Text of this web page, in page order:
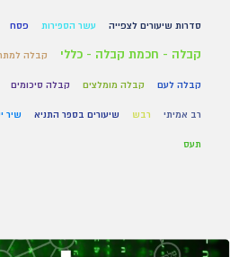
סדרות שיעורים לצפייה עשר הספירות פסח
קבלה - חכמת קבלה - כללי קבלה
קבלה לעם קבלה מומלצים קבלה סיכומים
רב אמיתי רבש שיעורים בספר התניא שיר
תעס